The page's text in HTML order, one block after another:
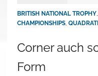
BRITISH NATIONAL TROPHY,
CHAMPIONSHIPS,
Corner auch
Form